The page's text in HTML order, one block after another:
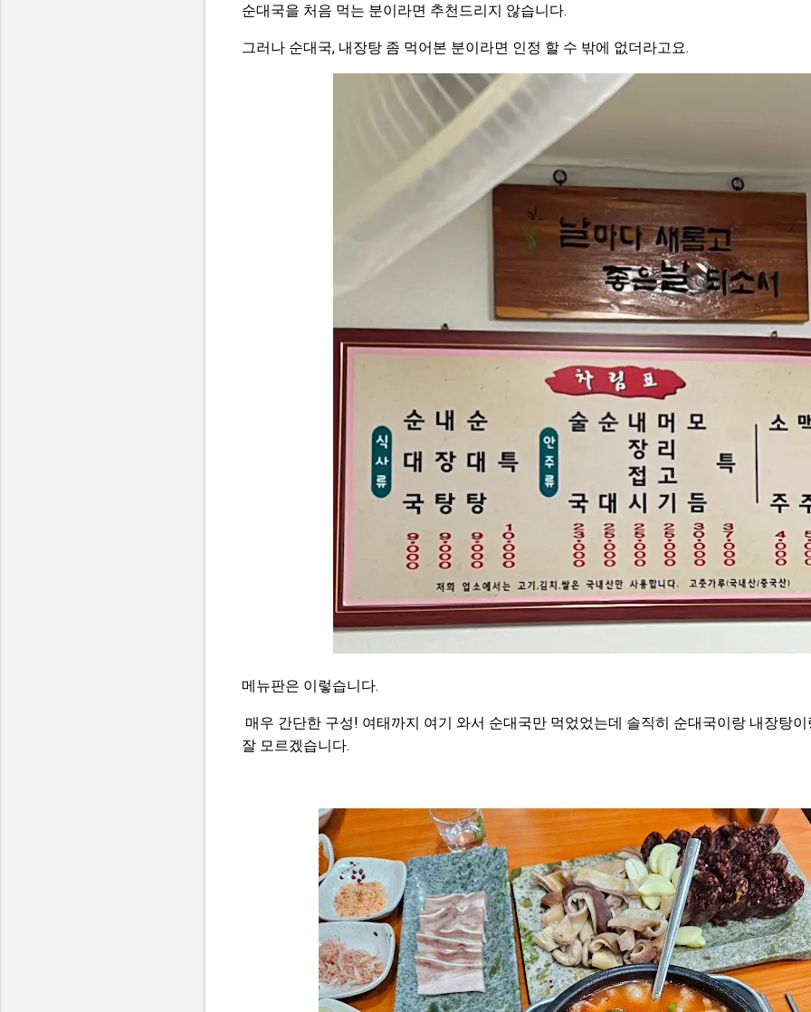
순대국을 처음 먹는 분이라면 추천드리지 않습니다.
그러나 순대국, 내장탕 좀 먹어본 분이라면 인정 할 수 밖에 없더라고요.
메뉴판은 이렇습니다.
매우 간단한 구성! 여태까지 여기 와서 순대국만 먹었었는데 솔직히 순대국이랑 내장탕
잘 모르겠습니다.